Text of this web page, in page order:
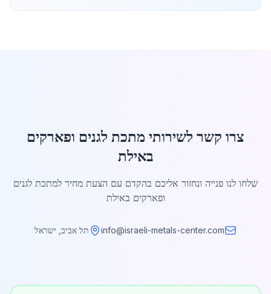
צרו קשר לשירותי מתכת לגנים ופארקים
באילת
שלחו לנו פנייה ונחזור אליכם בהקדם עם הצעת מחיר למתכת לגנים
ופארקים באילת
info@israeli-metals-center.com תל אביב, ישראל